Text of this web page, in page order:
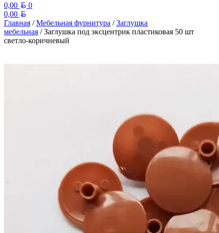
0,00 Белорусский рубль
0
0,00
Главная /Мебельная фурнитура /Заглушка
мебельная / Заглушка под эксцентрик пластиковая 50 шт
светло-коричневый